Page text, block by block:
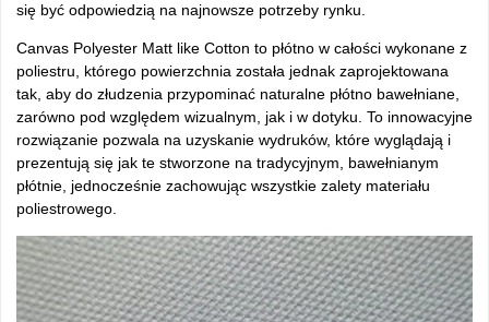
się być odpowiedzią na najnowsze potrzeby rynku.
Canvas Polyester Matt like Cotton to płótno w całości wykonane z
poliestru, którego powierzchnia została jednak zaprojektowana
tak, aby do złudzenia przypominać naturalne płótno bawełniane,
zarówno pod względem wizualnym, jak i w dotyku. To innowacyjne
rozwiązanie pozwala na uzyskanie wydruków, które wyglądają i
prezentują się jak te stworzone na tradycyjnym, bawełnianym
płótnie, jednocześnie zachowując wszystkie zalety materiału
poliestrowego.